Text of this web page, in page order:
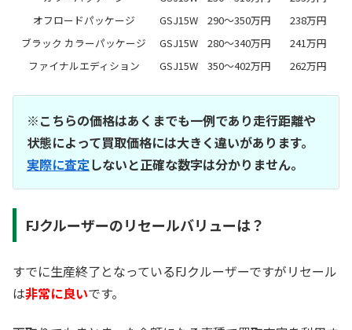
オフロードパッケージ
GSJ15W 290～350万円
238万円
ブラック カラーパッケージ
GSJ15W 280～340万円
241万円
ファイナルエディション
GSJ15W 350～402万円 262万円
※こちらの価格はあくまでも一例であり走行距離や
状態によって買取価格には大きく違いがあります。
実際に査定しないと正確な数字は分かりません。
FJクルーザーのリセールバリューは？
すでに生産終了となっているFJクルーザーですがリセール
は非常に良いです。